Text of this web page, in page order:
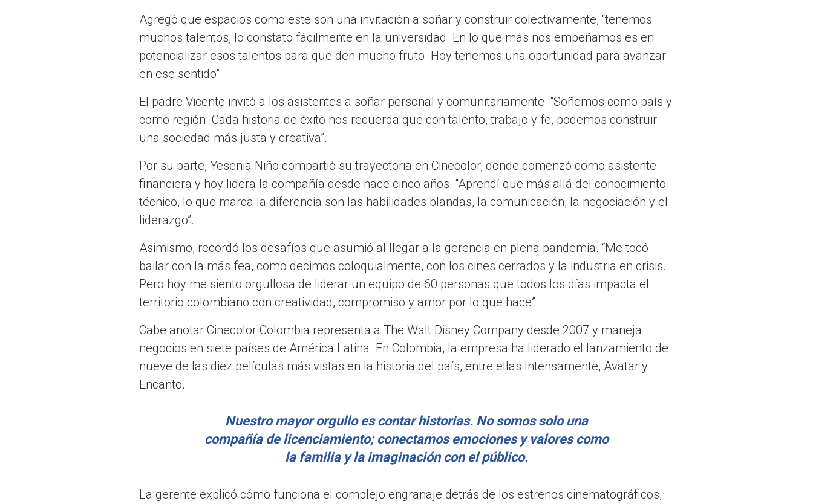
Agregó que espacios como este son una invitación a soñar y construir colectivamente, “tenemos
muchos talentos, lo constato fácilmente en la universidad. En lo que más nos empeñamos es en
potencializar esos talentos para que den mucho fruto. Hoy tenemos una oportunidad para avanzar
en ese sentido”.
El padre Vicente invitó a los asistentes a soñar personal y comunitariamente. “Soñemos como país y
como región. Cada historia de éxito nos recuerda que con talento, trabajo y fe, podemos construir
una sociedad más justa y creativa”.
Por su parte, Yesenia Niño compartió su trayectoria en Cinecolor, donde comenzó como asistente
financiera y hoy lidera la compañía desde hace cinco años. “Aprendí que más allá del conocimiento
técnico, lo que marca la diferencia son las habilidades blandas, la comunicación, la negociación y el
liderazgo”.
Asimismo, recordó los desafíos que asumió al llegar a la gerencia en plena pandemia. “Me tocó
bailar con la más fea, como decimos coloquialmente, con los cines cerrados y la industria en crisis.
Pero hoy me siento orgullosa de liderar un equipo de 60 personas que todos los días impacta el
territorio colombiano con creatividad, compromiso y amor por lo que hace”.
Cabe anotar Cinecolor Colombia representa a The Walt Disney Company desde 2007 y maneja
negocios en siete países de América Latina. En Colombia, la empresa ha liderado el lanzamiento de
nueve de las diez películas más vistas en la historia del país, entre ellas Intensamente, Avatar y
Encanto.
Nuestro mayor orgullo es contar historias. No somos solo una
compañía de licenciamiento; conectamos emociones y valores como
la familia y la imaginación con el público.
La gerente explicó cómo funciona el complejo engranaje detrás de los estrenos cinematográficos,